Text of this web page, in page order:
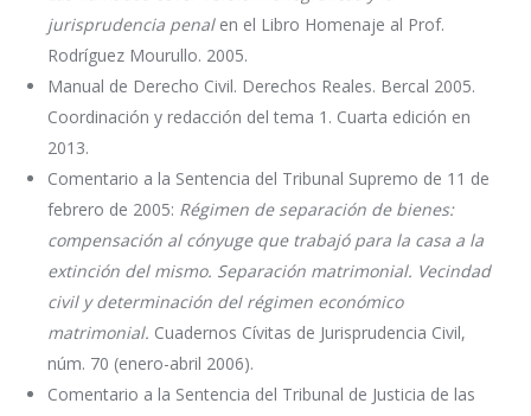
jurisprudencia penal en el Libro Homenaje al Prof.
Rodríguez Mourullo. 2005.
Manual de Derecho Civil. Derechos Reales. Bercal 2005.
Coordinación y redacción del tema 1. Cuarta edición en
2013.
Comentario a la Sentencia del Tribunal Supremo de 11 de
febrero de 2005: Régimen de separación de bienes:
compensación al cónyuge que trabajó para la casa a la
extinción del mismo. Separación matrimonial. Vecindad
civil y determinación del régimen económico
matrimonial. Cuadernos Cívitas de Jurisprudencia Civil,
núm. 70 (enero-abril 2006).
Comentario a la Sentencia del Tribunal de Justicia de las